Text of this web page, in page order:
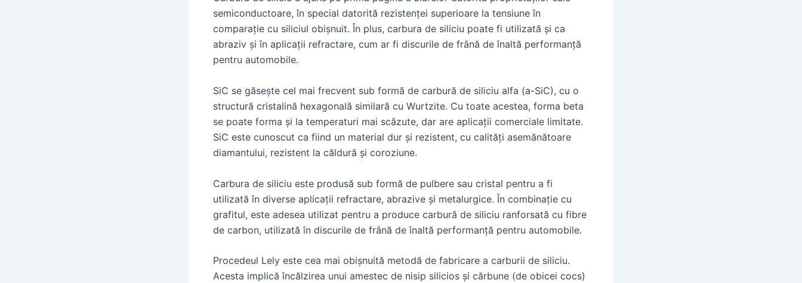
semiconductoare, în special datorită rezistenței superioare la tensiune în
comparație cu siliciul obișnuit. În plus, carbura de siliciu poate fi utilizată și ca
abraziv și în aplicații refractare, cum ar fi discurile de frână de înaltă performanță
pentru automobile.
SiC se găsește cel mai frecvent sub formă de carbură de siliciu alfa (a-SiC), cu o
structură cristalină hexagonală similară cu Wurtzite. Cu toate acestea, forma beta
se poate forma și la temperaturi mai scăzute, dar are aplicații comerciale limitate.
SiC este cunoscut ca fiind un material dur și rezistent, cu calități asemănătoare
diamantului, rezistent la căldură și coroziune.
Carbura de siliciu este produsă sub formă de pulbere sau cristal pentru a fi
utilizată în diverse aplicații refractare, abrazive și metalurgice. În combinație cu
grafitul, este adesea utilizat pentru a produce carbură de siliciu ranforsată cu fibre
de carbon, utilizată în discurile de frână de înaltă performanță pentru automobile.
Procedeul Lely este cea mai obișnuită metodă de fabricare a carburii de siliciu.
Acesta implică încălzirea unui amestec de nisip silicios și cărbune (de obicei cocs)